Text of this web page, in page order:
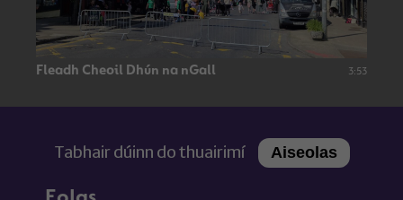
Fleadh Cheoil Dhún na nGall 3:53
Tabhair dúinn do thuairimí Aiseolas